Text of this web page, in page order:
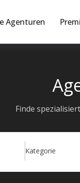
Agenturen
Finde
Kategorie